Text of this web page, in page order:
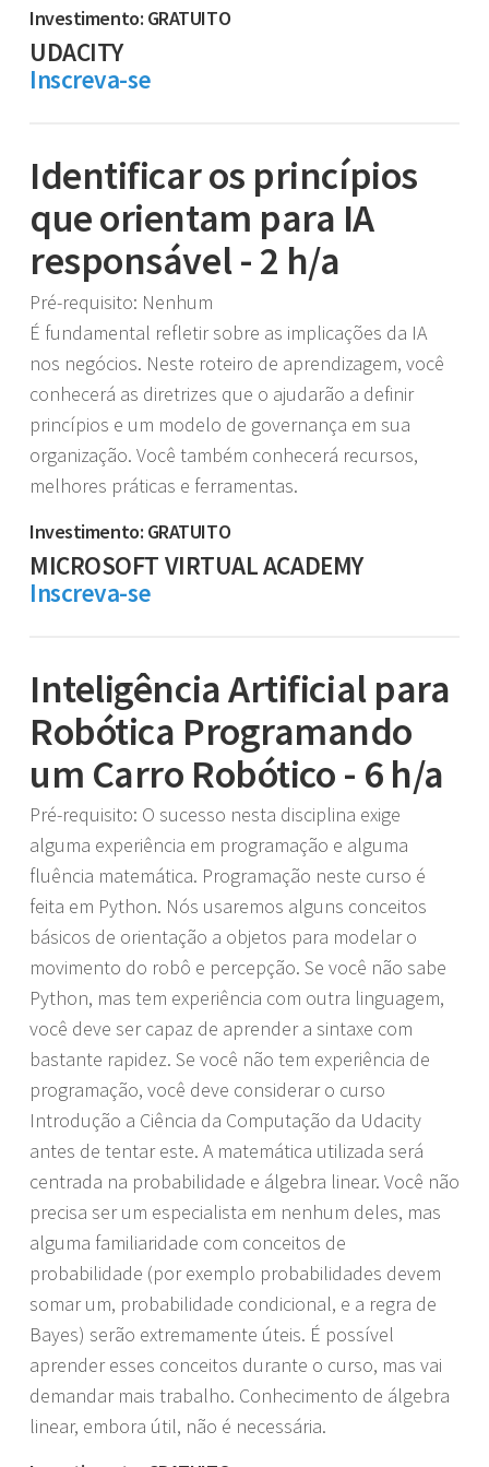
Investimento: GRATUITO
UDACITY
Inscreva-se
Identificar os princípios
que orientam para IA
responsável - 2 h/a
Pré-requisito: Nenhum
É fundamental refletir sobre as implicações da IA
nos negócios. Neste roteiro de aprendizagem, você
conhecerá as diretrizes que o ajudarão a definir
princípios e um modelo de governança em sua
organização. Você também conhecerá recursos,
melhores práticas e ferramentas.
Investimento: GRATUITO
MICROSOFT VIRTUAL ACADEMY
Inscreva-se
Inteligência Artificial para
Robótica Programando
um Carro Robótico - 6 h/a
Pré-requisito: O sucesso nesta disciplina exige
alguma experiência em programação e alguma
fluência matemática. Programação neste curso é
feita em Python. Nós usaremos alguns conceitos
básicos de orientação a objetos para modelar o
movimento do robô e percepção. Se você não sabe
Python, mas tem experiência com outra linguagem,
você deve ser capaz de aprender a sintaxe com
bastante rapidez. Se você não tem experiência de
programação, você deve considerar o curso
Introdução a Ciência da Computação da Udacity
antes de tentar este. A matemática utilizada será
centrada na probabilidade e álgebra linear. Você não
precisa ser um especialista em nenhum deles, mas
alguma familiaridade com conceitos de
probabilidade (por exemplo probabilidades devem
somar um, probabilidade condicional, e a regra de
Bayes) serão extremamente úteis. É possível
aprender esses conceitos durante o curso, mas vai
demandar mais trabalho. Conhecimento de álgebra
linear, embora útil, não é necessária.